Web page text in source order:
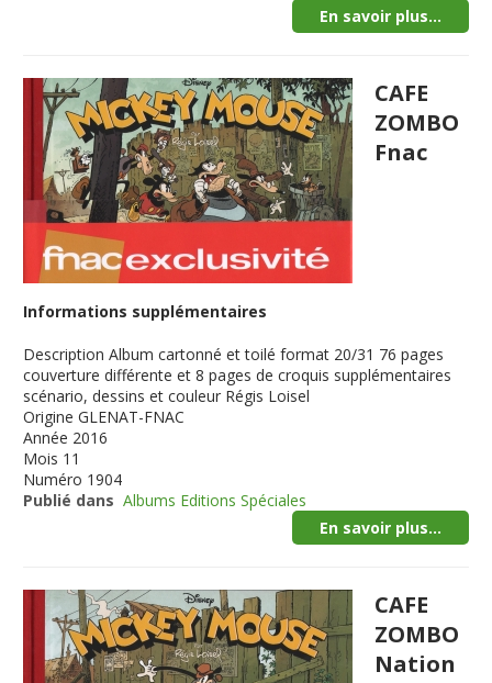
En savoir plus...
CAFE
ZOMBO
Fnac
Informations supplémentaires
Description Album cartonné et toilé format 20/31 76 pages
couverture différente et 8 pages de croquis supplémentaires
scénario, dessins et couleur Régis Loisel
Origine GLENAT-FNAC
Année 2016
Mois 11
Numéro 1904
Publié dans Albums Editions Spéciales
En savoir plus...
CAFE
ZOMBO
Nation